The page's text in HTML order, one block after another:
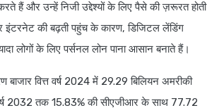
हैं और उन्हें निजी उद्देश्यों के लिए पैसे की ज़रूरत होती
इंटरनेट की बढ़ती पहुंच के कारण, डिजिटल लेंडिंग
लोगों के लिए पर्सनल लोन पाना आसान बनाते हैं।
बाजार वित्त वर्ष 2024 में 29.29 बिलियन अमरीकी
2032 तक 15.83% की सीएजीआर के साथ 77.72